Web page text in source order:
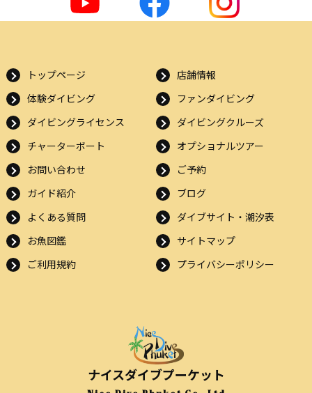
トップページ
店舗情報
体験ダイビング
ファンダイビング
ダイビングライセンス
ダイビングクルーズ
チャーターボート
オプショナルツアー
お問い合わせ
ご予約
ガイド紹介
ブログ
よくある質問
ダイブサイト・潮汐表
お魚図鑑
サイトマップ
ご利用規約
プライバシーポリシー
ナイスダイブプーケット